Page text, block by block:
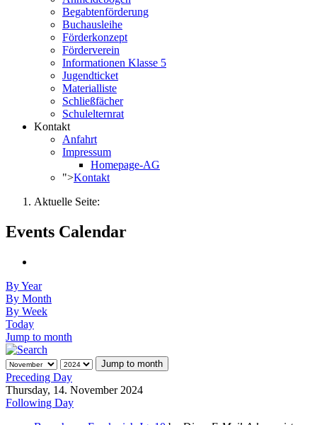
Begabtenförderung
Buchausleihe
Förderkonzept
Förderverein
Informationen Klasse 5
Jugendticket
Materialliste
Schließfächer
Schulelternrat
Kontakt
Anfahrt
Impressum
Homepage-AG
">Kontakt
Aktuelle Seite:
Events Calendar
By Year
By Month
By Week
Today
Jump to month
Jump to month
Preceding Day
Thursday, 14. November 2024
Following Day